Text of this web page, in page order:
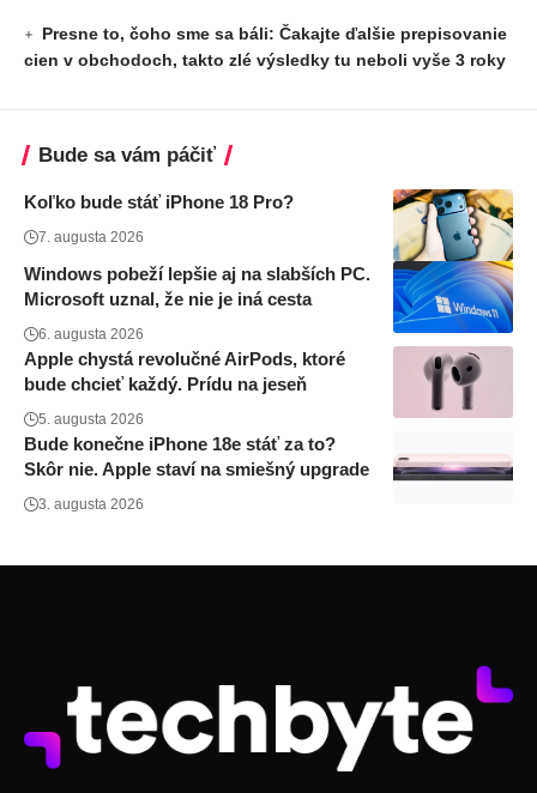
Presne to, čoho sme sa báli: Čakajte ďalšie prepisovanie
cien v obchodoch, takto zlé výsledky tu neboli vyše 3 roky
Bude sa vám páčiť
Koľko bude stáť iPhone 18 Pro?
7. augusta 2026
Windows pobeží lepšie aj na slabších PC.
Microsoft uznal, že nie je iná cesta
6. augusta 2026
Apple chystá revolučné AirPods, ktoré
bude chcieť každý. Prídu na jeseň
5. augusta 2026
Bude konečne iPhone 18e stáť za to?
Skôr nie. Apple staví na smiešný upgrade
3. augusta 2026